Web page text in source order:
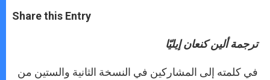
t
s
s
e
e
b
Share this Entry
ترجمة ألين كنعان إيليّا
في كلمته إلى المشاركين في النسخة الثانية والستين من